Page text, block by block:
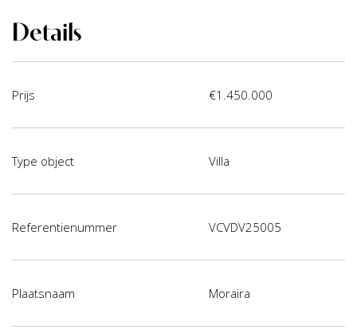
Details
Prijs €1.450.000
Type object Villa
Referentienummer VCVDV25005
Plaatsnaam Moraira